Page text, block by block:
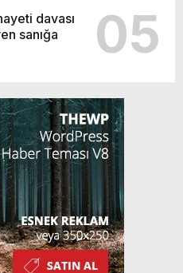
davası
sanığa
05